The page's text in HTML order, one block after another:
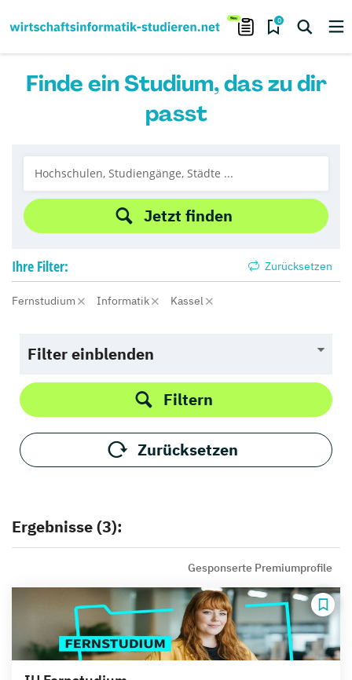
0
Finde ein Studium, das zu dir
passt
Jetzt finden
Ihre Filter: Zurücksetzen
Fernstudium Informatik Kassel
Filter einblenden
Filtern
Zurücksetzen
Ergebnisse (3):
Gesponserte Premiumprofile